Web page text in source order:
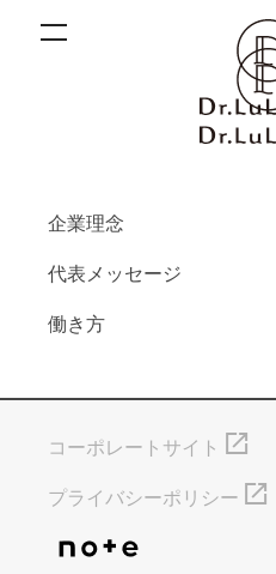
企業理念
代表メッセージ
働き方
コーポレートサイト
プライバシーポリシー